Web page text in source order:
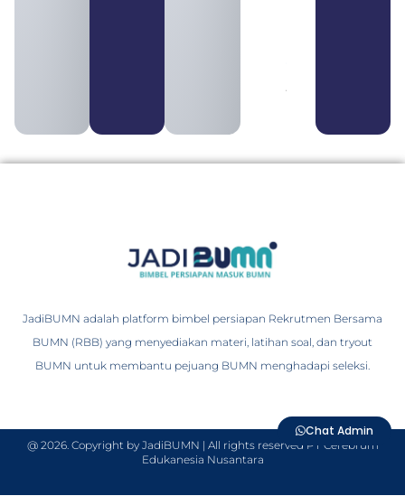
August 3, 2026
JadiBUMN adalah platform bimbel persiapan Rekrutmen Bersama
BUMN (RBB) yang menyediakan materi, latihan soal, dan tryout
BUMN untuk membantu pejuang BUMN menghadapi seleksi.
@ 2026. Copyright by JadiBUMN | All rights reserved PT Cerebrum
Edukanesia Nusantara
Chat Admin